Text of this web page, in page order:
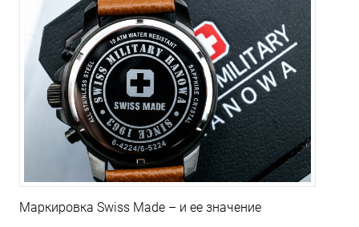
Маркировка Swiss Made – и ее значение